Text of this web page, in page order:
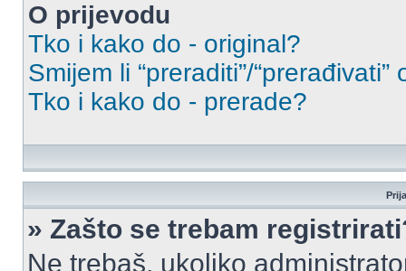
O prijevodu
Tko i kako do - original?
Smijem li “preraditi”/
Tko i kako do - prerade?
» Zašto se trebam
Ne trebaš, ukoliko